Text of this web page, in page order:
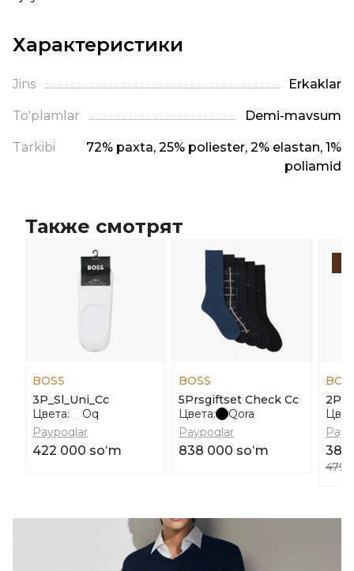
Характеристики
Jins Erkaklar
To'plamlar Demi-mavsum
Tarkibi
72% paxta, 25% poliester, 2% elastan, 1%
poliamid
Также смотрят
BOSS
3P_Sl_Uni_Cc
Цвета:
Oq
Paypoqlar
422 000 soʻm
BOSS
5Prsgiftset Check Cc
Цвета:
Qora
Paypoqlar
838 000 soʻm
2P
383
479